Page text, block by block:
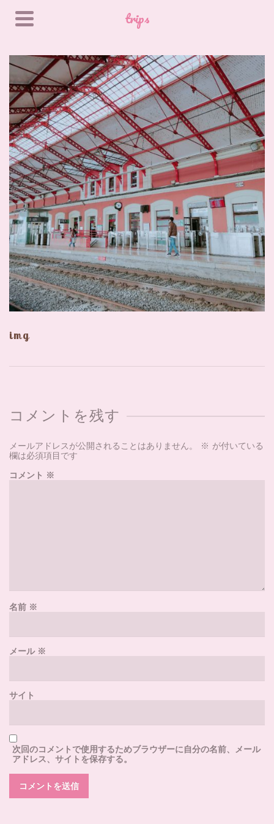
trips
img
コメントを残す
メールアドレスが公開されることはありません。 ※ が付いている
欄は必須項目です
コメント ※
名前 ※
メール※
サイト
次回のコメントで使用するためブラウザーに自分の名前、メール
アドレス、サイトを保存する。